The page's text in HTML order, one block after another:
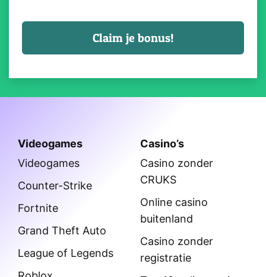
Videogames
Videogames
Counter-Strike
Fortnite
Grand Theft Auto
League of Legends
Casino’s
Casino zonder
CRUKS
Online casino
buitenland
Casino zonder
registratie